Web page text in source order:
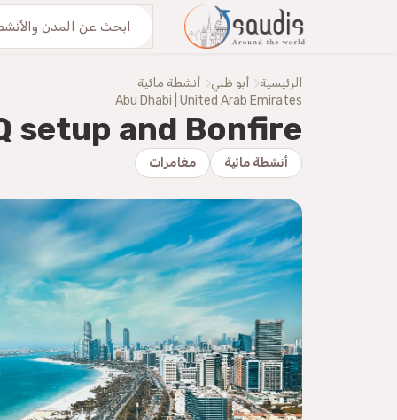
من نحنُ اكتشف معنا
الرئيسية أبو ظبي أنشطة مائية
Abu Dhabi | United Arab Emirates
setup and Bonfire
أنشطة مائية مغامرات